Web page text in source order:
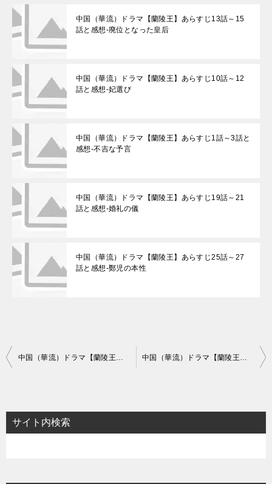
中国（華流）ドラマ【蘭陵王】あらすじ13話～15
話と感想-廃位となった皇后
中国（華流）ドラマ【蘭陵王】あらすじ10話～12
話と感想-妃選び
中国（華流）ドラマ【蘭陵王】あらすじ1話～3話と
感想-不吉な予言
中国（華流）ドラマ【蘭陵王】あらすじ19話～21
話と感想-婚礼の儀
中国（華流）ドラマ【蘭陵王】あらすじ25話～27
話と感想-鄭児の本性
投
ビ
ゲ
中国（華流）ドラマ【蘭陵王】あらすじ25話～27話と感想-鄭児の本性 中国（華流）ドラマ【蘭陵王】あらすじ31話～33話と感想-皇后となった鄭児
サイト内検索